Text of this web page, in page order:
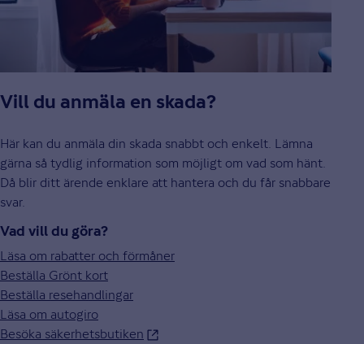
Vill du anmäla en skada?
Här kan du anmäla din skada snabbt och enkelt. Lämna
gärna så tydlig information som möjligt om vad som hänt.
Då blir ditt ärende enklare att hantera och du får snabbare
svar.
Vad vill du göra?
Läsa om rabatter och förmåner
Beställa Grönt kort
Beställa resehandlingar
Läsa om autogiro
Besöka säkerhetsbutiken